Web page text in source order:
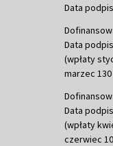
Data
Data
(wpłaty
marzec 130
Data
(wpłaty
czerwiec